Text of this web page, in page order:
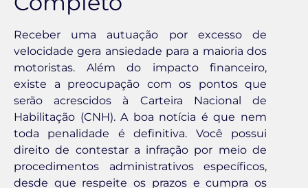
Receber uma autuação por excesso de
velocidade gera ansiedade para a maioria dos
motoristas. Além do impacto financeiro,
existe a preocupação com os pontos que
serão acrescidos à Carteira Nacional de
Habilitação (CNH). A boa notícia é que nem
toda penalidade é definitiva. Você possui
direito de contestar a infração por meio de
procedimentos administrativos específicos,
desde que respeite os prazos e cumpra os